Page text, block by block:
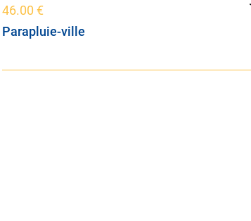
46.00 €
Parapluie-ville